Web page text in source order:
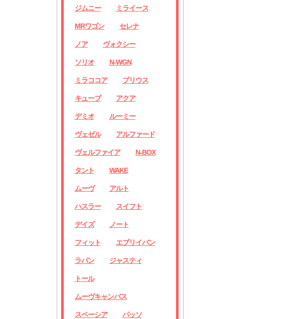
ジムニー ミライース
MRワゴン セレナ
ノア ヴォクシー
ソリオ N-WGN
ミラココア プリウス
キューブ アクア
デミオ ルーミー
ヴェゼル アルファード
ヴェルファイア N-BOX
タント WAKE
ムーヴ アルト
ハスラー スイフト
デイズ ノート
フィット エブリイバン
ラパン ジャスティ
トール
ムーヴキャンバス
スペーシア パッソ